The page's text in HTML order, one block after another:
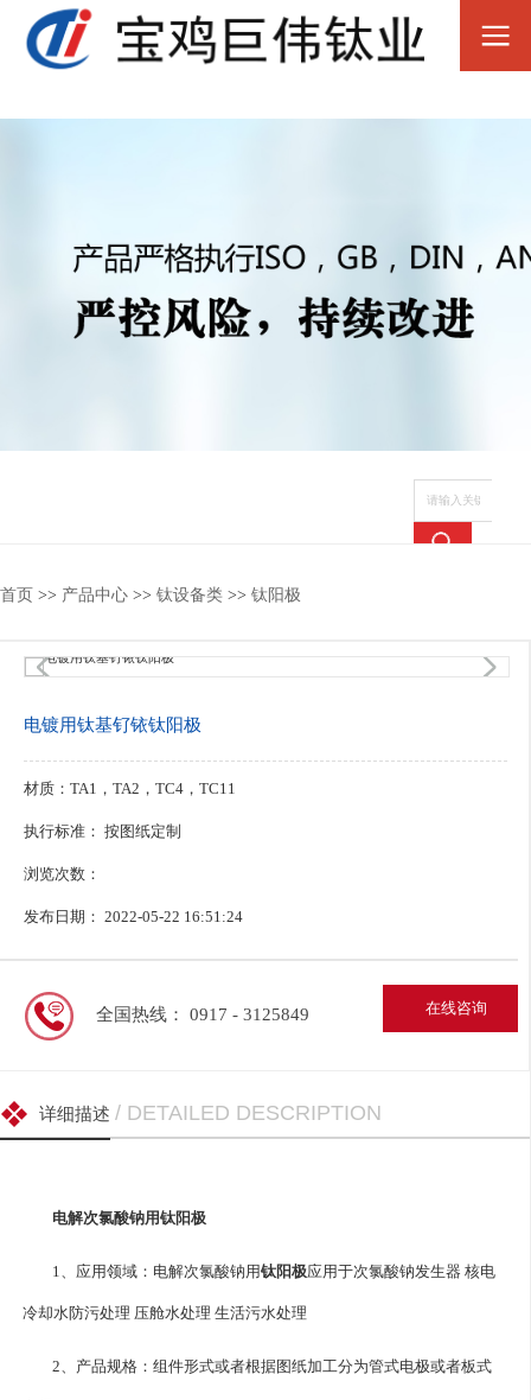
热搜关键词： 钛合金锻件 钛合金棒 钛合金法兰
首页 >> 产品中心 >> 钛设备类 >> 钛阳极
1/1
电镀用钛基钌铱钛阳极
材质：TA1，TA2，TC4，TC11
执行标准： 按图纸定制
浏览次数：
发布日期： 2022-05-22 16:51:24
在线咨询
全国热线： 0917 - 3125849
详细描述 / DETAILED DESCRIPTION
电解次氯酸钠用钛阳极
1、应用领域：电解次氯酸钠用钛阳极应用于次氯酸钠发生器 核电
冷却水防污处理 压舱水处理 生活污水处理
2、产品规格：组件形式或者根据图纸加工分为管式电极或者板式